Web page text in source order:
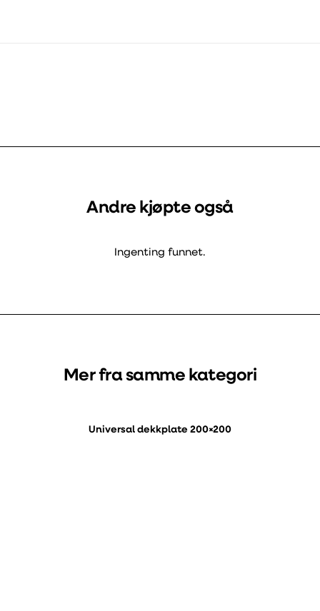
Andre kjøpte også
Ingenting funnet.
Mer fra samme kategori
Universal dekkplate 200×200